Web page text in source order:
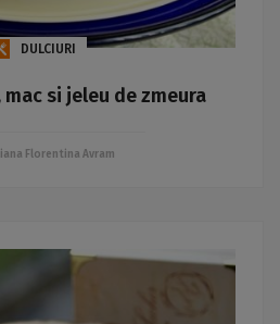
DULCIURI
si jeleu de zmeura
Florentina Avram